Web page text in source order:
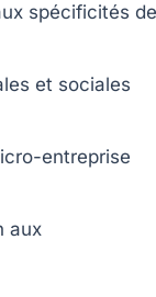
spécificités de
et sociales
entreprise
aux